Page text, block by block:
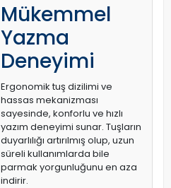
Mükemmel
Yazma
Deneyimi
Ergonomik tuş dizilimi ve
hassas mekanizması
sayesinde, konforlu ve hızlı
yazım deneyimi sunar. Tuşların
duyarlılığı artırılmış olup, uzun
süreli kullanımlarda bile
parmak yorgunluğunu en aza
indirir.